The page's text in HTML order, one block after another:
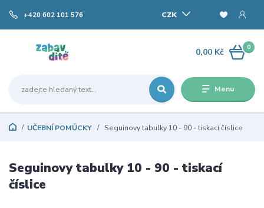
Menu
CZK
+420 602 101 576
0
0,00 Kč
UČEBNÍ POMŮCKY Seguinovy tabulky 10 - 90 - tiskací číslice
Seguinovy tabulky 10 - 90 - tiskací
číslice